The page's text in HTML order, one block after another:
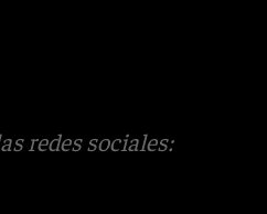
101Tv en las redes
redes sociales: